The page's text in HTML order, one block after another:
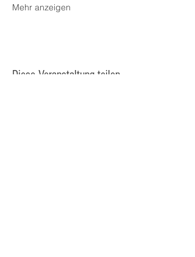
Mehr anzeigen
Diese Veranstaltung teilen